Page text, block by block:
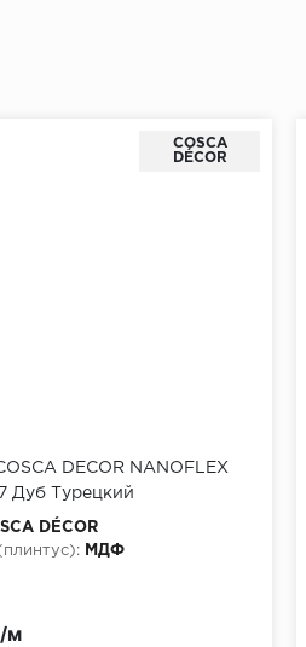
COSCA
DÉCOR
DECOR NANOFLEX
Дуб Турецкий
DÉCOR
МДФ
м